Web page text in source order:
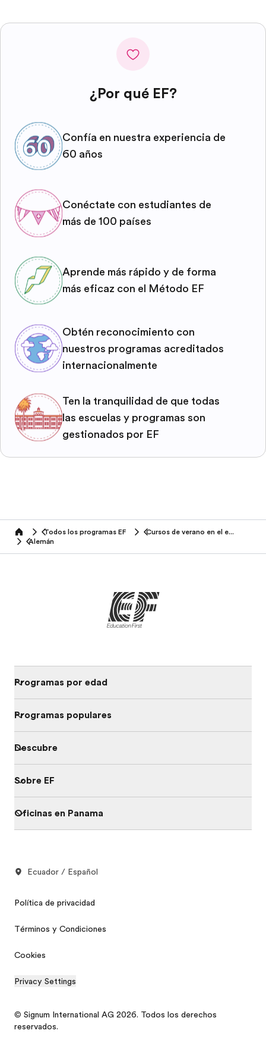
¿Por qué EF?
Confía en nuestra experiencia de
60 años
Conéctate con estudiantes de
más de 100 países
Aprende más rápido y de forma
más eficaz con el Método EF
Obtén reconocimiento con
nuestros programas acreditados
internacionalmente
Ten la tranquilidad de que todas
las escuelas y programas son
gestionados por EF
home Todos los programas EF
Cursos de verano en el extranjero
Alemán
Programas por edad
Programas populares
Descubre
Sobre EF
Oficinas en Panama
Ecuador / Español
Política de privacidad
Términos y Condiciones
Cookies
Privacy Settings
© Signum International AG 2026. Todos los derechos
reservados.